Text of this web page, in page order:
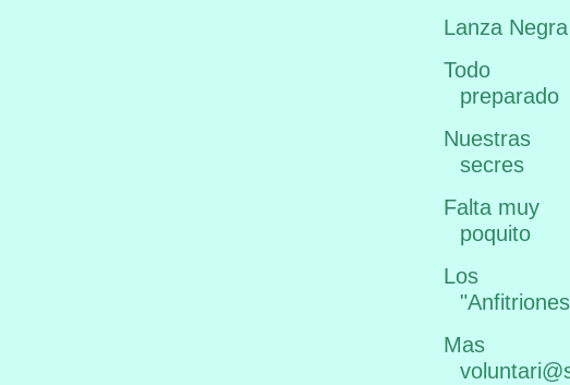
Lanza Negra
Todo
preparado
Nuestras
secres
Falta muy
poquito
Los
Mas